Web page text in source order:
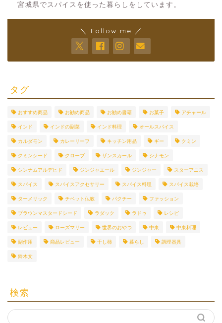
宮城県でスパイスを使った暮らしをしています。
＼ Follow me ／
タグ
おすすめ商品 お勧め商品 お勧め書籍 お菓子 アチャール
インド インドの副菜 インド料理 オールスパイス
カルダモン カレーリーフ キッチン用品 ギー クミン
クミンシード クローブ ザンスカール シナモン
シンナムアルデヒド ジンジャエール ジンジャー スターアニス
スパイス スパイスアクセサリー スパイス料理 スパイス栽培
ターメリック チベット仏教 パクチー ファッション
ブラウンマスタードシード ラダック ラドゥ レシピ
レビュー ローズマリー 世界のおやつ 中東 中東料理
副作用 商品レビュー 干し柿 暮らし 調理器具
鈴木文
検索